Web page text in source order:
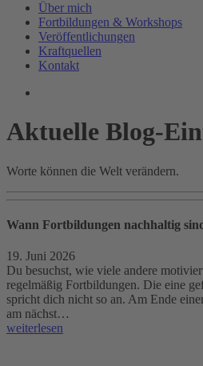
Über mich
Fortbildungen & Workshops
Veröffentlichungen
Kraftquellen
Kontakt
Aktuelle Blog-
Worte können die Welt verändern.
Wann Fortbildungen nachhaltig
19. Juni 2026
Du besuchst, wie viele andere
regelmäßig Fortbildungen. Die eine
spricht dich nicht so an. Am Ende
am nächst…
weiterlesen